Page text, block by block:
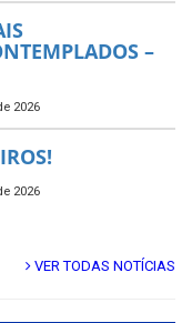
–
2026
2026
VER TODAS NOTÍCIAS